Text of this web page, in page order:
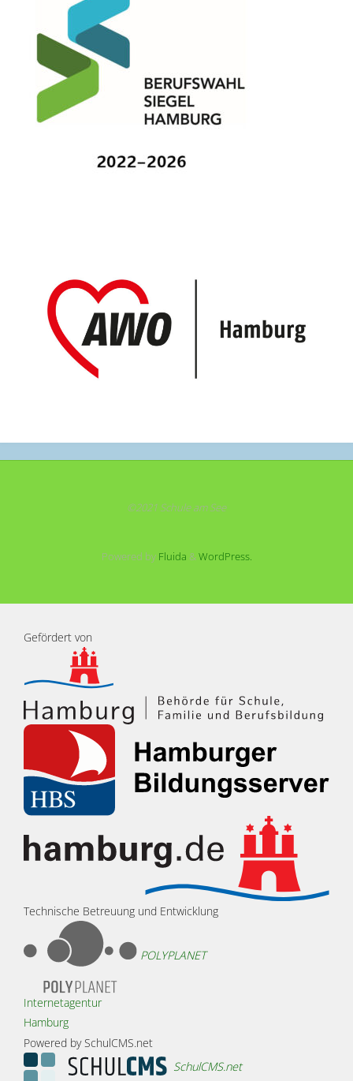
©2021 Schule am See
Powered byFluida &WordPress.
Gefördert von
Technische Betreuung und Entwicklung
POLYPLANET
Internetagentur
Hamburg
Powered by SchulCMS.net
SchulCMS.net